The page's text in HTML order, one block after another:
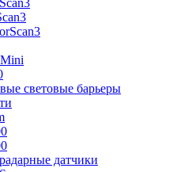
световые барьеры
датчики